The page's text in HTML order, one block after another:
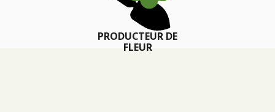
PRODUCTEUR DE
FLEUR